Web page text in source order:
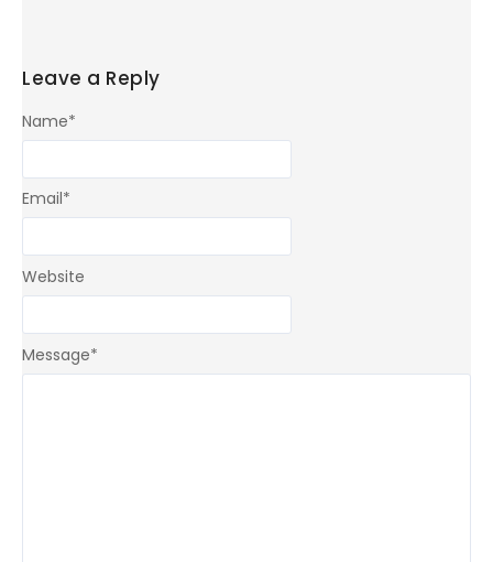
Leave a Reply
Message*
Name*
Email*
Website